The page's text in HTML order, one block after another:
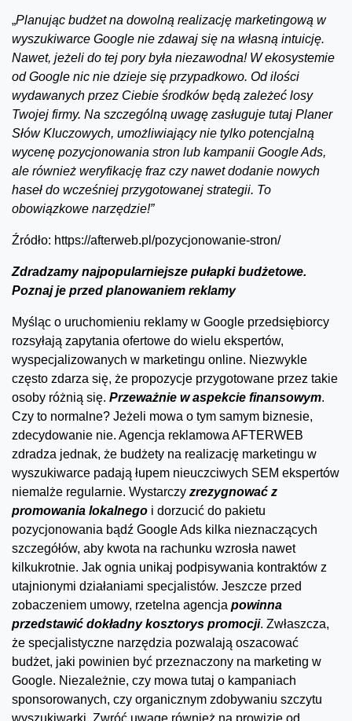
„Planując budżet na dowolną realizację marketingową w
wyszukiwarce Google nie zdawaj się na własną intuicję.
Nawet, jeżeli do tej pory była niezawodna! W ekosystemie
od Google nic nie dzieje się przypadkowo. Od ilości
wydawanych przez Ciebie środków będą zależeć losy
Twojej firmy. Na szczególną uwagę zasługuje tutaj Planer
Słów Kluczowych, umożliwiający nie tylko potencjalną
wycenę pozycjonowania stron lub kampanii Google Ads,
ale również weryfikację fraz czy nawet dodanie nowych
haseł do wcześniej przygotowanej strategii. To
obowiązkowe narzędzie!”
Źródło: https://afterweb.pl/pozycjonowanie-stron/
Zdradzamy najpopularniejsze pułapki budżetowe.
Poznaj je przed planowaniem reklamy
Myśląc o uruchomieniu reklamy w Google przedsiębiorcy
rozsyłają zapytania ofertowe do wielu ekspertów,
wyspecjalizowanych w marketingu online. Niezwykle
często zdarza się, że propozycje przygotowane przez takie
osoby różnią się. Przeważnie w aspekcie finansowym.
Czy to normalne? Jeżeli mowa o tym samym biznesie,
zdecydowanie nie. Agencja reklamowa AFTERWEB
zdradza jednak, że budżety na realizację marketingu w
wyszukiwarce padają łupem nieuczciwych SEM ekspertów
niemalże regularnie. Wystarczy zrezygnować z
promowania lokalnego i dorzucić do pakietu
pozycjonowania bądź Google Ads kilka nieznaczących
szczegółów, aby kwota na rachunku wzrosła nawet
kilkukrotnie. Jak ognia unikaj podpisywania kontraktów z
utajnionymi działaniami specjalistów. Jeszcze przed
zobaczeniem umowy, rzetelna agencja powinna
przedstawić dokładny kosztorys promocji. Zwłaszcza,
że specjalistyczne narzędzia pozwalają oszacować
budżet, jaki powinien być przeznaczony na marketing w
Google. Niezależnie, czy mowa tutaj o kampaniach
sponsorowanych, czy organicznym zdobywaniu szczytu
wyszukiwarki. Zwróć uwagę również na prowizję od